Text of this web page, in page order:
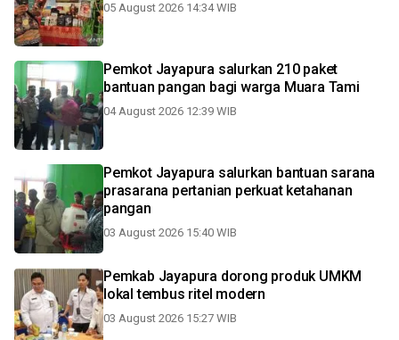
05 August 2026 14:34 WIB
Pemkot Jayapura salurkan 210 paket
bantuan pangan bagi warga Muara Tami
04 August 2026 12:39 WIB
Pemkot Jayapura salurkan bantuan sarana
prasarana pertanian perkuat ketahanan
pangan
03 August 2026 15:40 WIB
Pemkab Jayapura dorong produk UMKM
lokal tembus ritel modern
03 August 2026 15:27 WIB